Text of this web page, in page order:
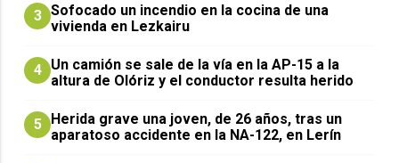
3 Sofocado un incendio en la cocina de una
vivienda en Lezkairu
4 Un camión se sale de la vía en la AP-15 a la
altura de Olóriz y el conductor resulta herido
5 Herida grave una joven, de 26 años, tras un
aparatoso accidente en la NA-122, en Lerín